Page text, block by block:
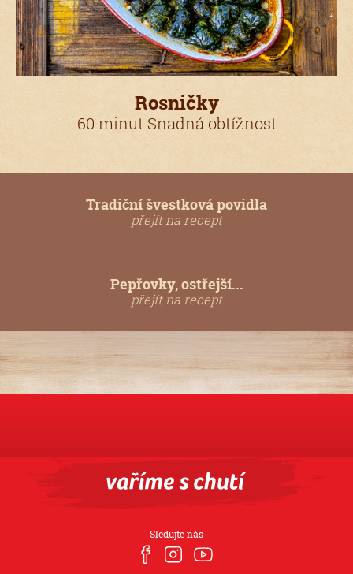
Rosničky
60 minut Snadná obtížnost
Tradiční švestková povidla
přejít na recept
Pepřovky, ostřejší...
přejít na recept
Sledujte nás